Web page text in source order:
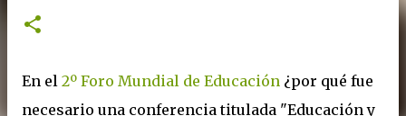
En el 2º Foro Mundial de Educación ¿por qué fue
necesario una conferencia titulada "Educación y